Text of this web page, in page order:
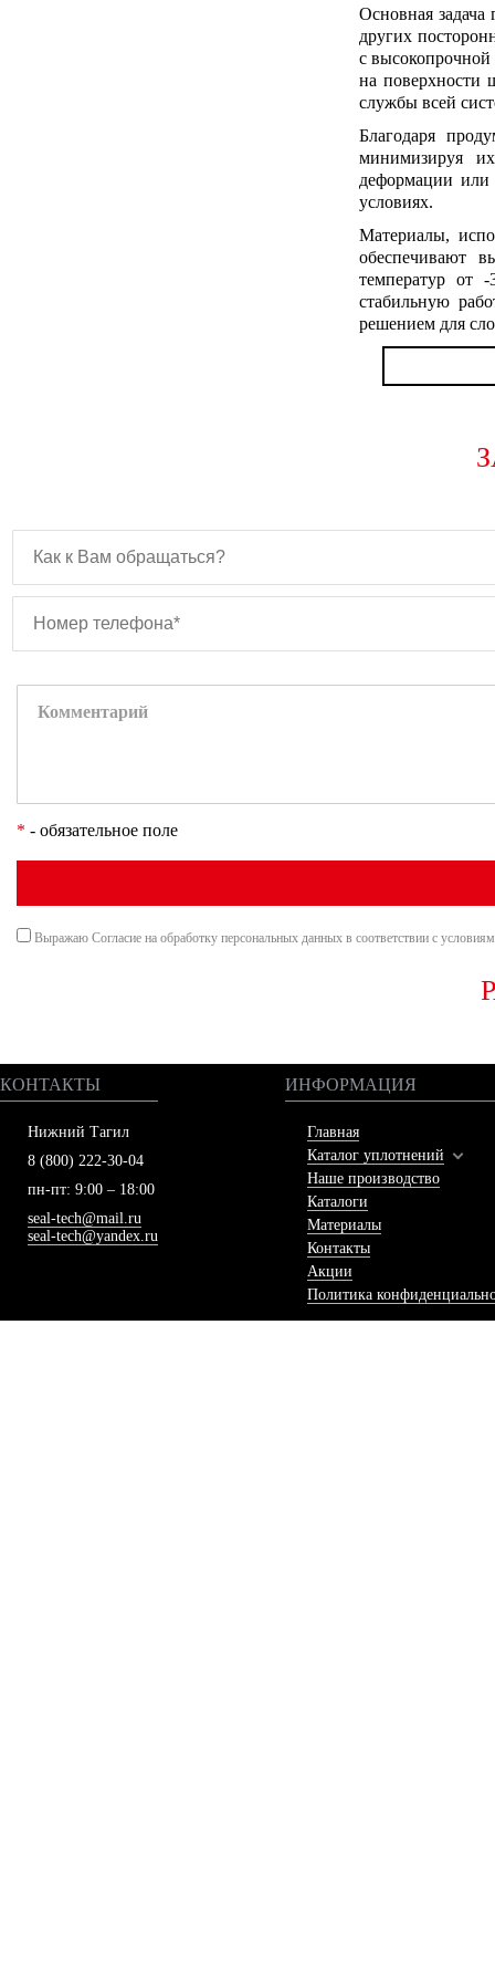
Основная
других
с высокопрочной
на поверхности
службы всей
Благодаря
минимизируя
деформации или
условиях.
Материалы,
обеспечивают
температур от
стабильную
решением для
* - обязательное поле
Выражаю Согласие на обработку персональных данных в соответствии с
КОНТАКТЫ
Нижний Тагил
8 (800) 222-30-04
пн-пт: 9:00 – 18:00
seal-tech@mail.ru
seal-tech@yandex.ru
ИНФОРМАЦИЯ
Главная
Каталог уплотнений
Наше производство
Каталоги
Материалы
Контакты
Акции
Политика